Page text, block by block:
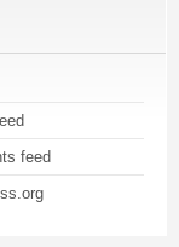
feed